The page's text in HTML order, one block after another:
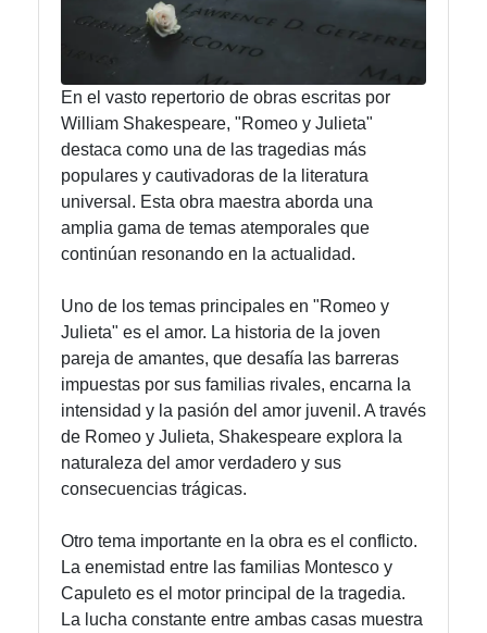
Twitter
Telegram
Help &
Support
Contact
Write
for Us
En el vasto repertorio de obras escritas por
William Shakespeare, "Romeo y Julieta"
destaca como una de las tragedias más
populares y cautivadoras de la literatura
universal. Esta obra maestra aborda una
amplia gama de temas atemporales que
continúan resonando en la actualidad.
Uno de los temas principales en "Romeo y
Julieta" es el amor. La historia de la joven
pareja de amantes, que desafía las barreras
impuestas por sus familias rivales, encarna la
intensidad y la pasión del amor juvenil. A través
de Romeo y Julieta, Shakespeare explora la
naturaleza del amor verdadero y sus
consecuencias trágicas.
Otro tema importante en la obra es el conflicto.
La enemistad entre las familias Montesco y
Capuleto es el motor principal de la tragedia.
La lucha constante entre ambas casas muestra